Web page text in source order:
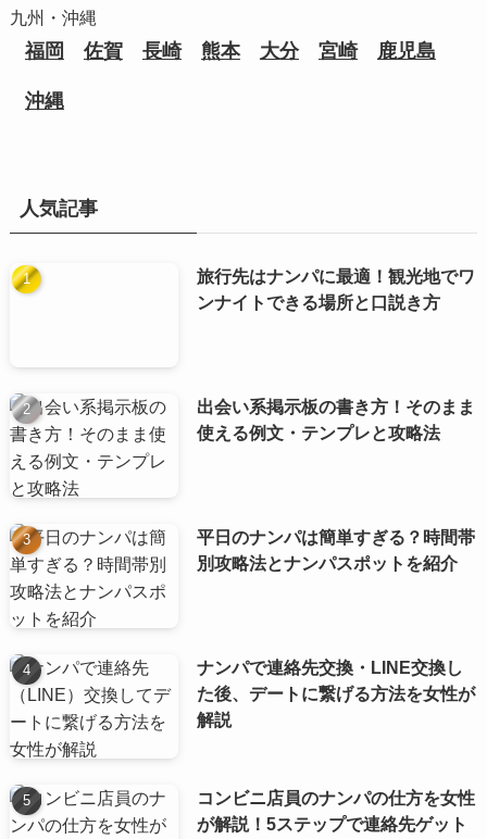
九州・沖縄
福岡 佐賀 長崎 熊本 大分 宮崎 鹿児島
沖縄
人気記事
旅行先はナンパに最適！観光地でワ
ンナイトできる場所と口説き方
出会い系掲示板の書き方！そのまま
使える例文・テンプレと攻略法
平日のナンパは簡単すぎる？時間帯
別攻略法とナンパスポットを紹介
ナンパで連絡先交換・LINE交換し
た後、デートに繋げる方法を女性が
解説
コンビニ店員のナンパの仕方を女性
が解説！5ステップで連絡先ゲット